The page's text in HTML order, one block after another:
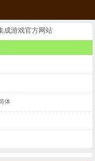
成游戏官方网站
体